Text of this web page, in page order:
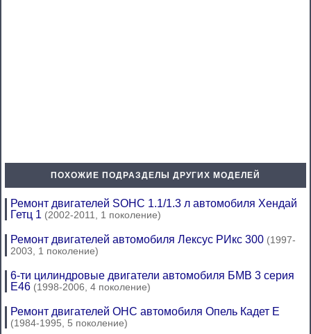
ПОХОЖИЕ ПОДРАЗДЕЛЫ ДРУГИХ МОДЕЛЕЙ
Ремонт двигателей SOHC 1.1/1.3 л автомобиля Хендай
Гетц 1 (2002-2011, 1 поколение)
Ремонт двигателей автомобиля Лексус РИкс 300 (1997-
2003, 1 поколение)
6-ти цилиндровые двигатели автомобиля БМВ 3 серия
Е46 (1998-2006, 4 поколение)
Ремонт двигателей OHC автомобиля Опель Кадет Е
(1984-1995, 5 поколение)